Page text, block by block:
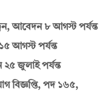
আবেদন ৮ আগস্ট পর্যন্ত
আগস্ট পর্যন্ত
জুলাই পর্যন্ত
বিজ্ঞপ্তি, পদ ১৬৫,